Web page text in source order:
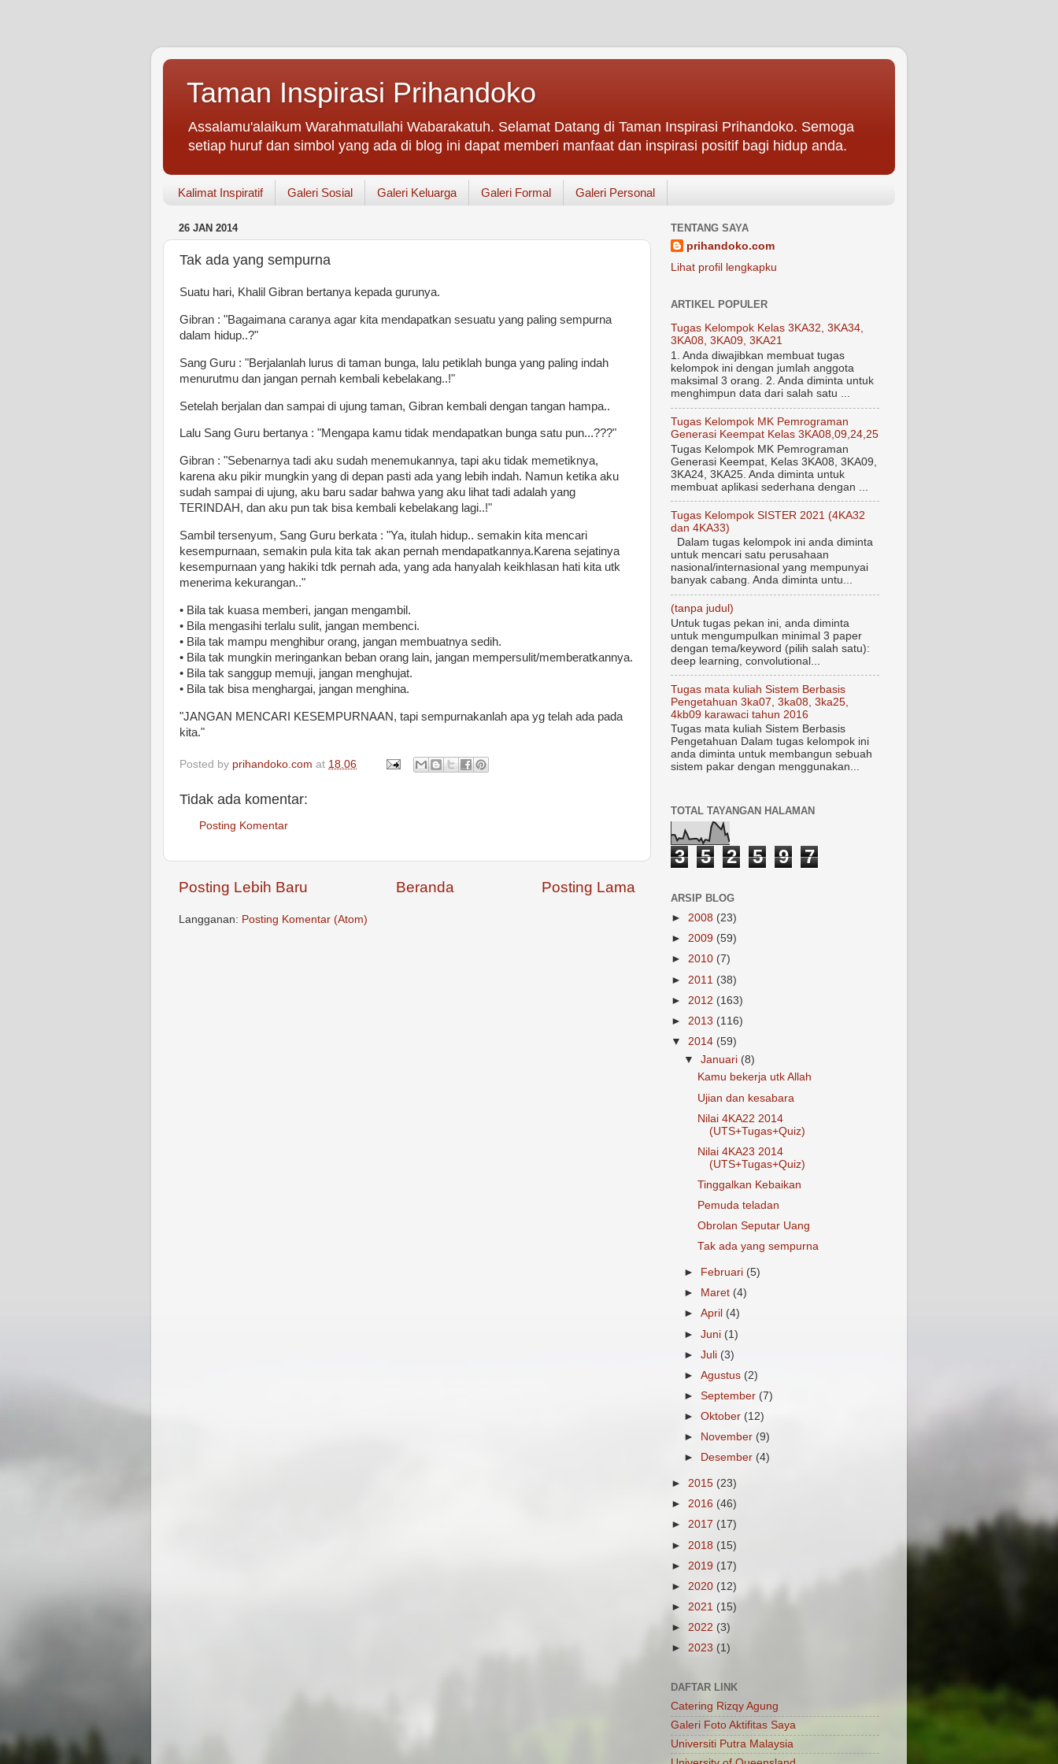
Taman Inspirasi Prihandoko
Assalamu'alaikum Warahmatullahi Wabarakatuh. Selamat Datang di Taman Inspirasi Prihandoko. Semoga
setiap huruf dan simbol yang ada di blog ini dapat memberi manfaat dan inspirasi positif bagi hidup anda.
Kalimat Inspiratif Galeri Sosial Galeri Keluarga Galeri Formal Galeri Personal
26 JAN 2014
Tak ada yang sempurna
Suatu hari, Khalil Gibran bertanya kepada gurunya.
Gibran : "Bagaimana caranya agar kita mendapatkan sesuatu yang paling sempurna
dalam hidup..?"
Sang Guru : "Berjalanlah lurus di taman bunga, lalu petiklah bunga yang paling indah
menurutmu dan jangan pernah kembali kebelakang..!"
Setelah berjalan dan sampai di ujung taman, Gibran kembali dengan tangan hampa..
Lalu Sang Guru bertanya : "Mengapa kamu tidak mendapatkan bunga satu pun...???"
Gibran : "Sebenarnya tadi aku sudah menemukannya, tapi aku tidak memetiknya,
karena aku pikir mungkin yang di depan pasti ada yang lebih indah. Namun ketika aku
sudah sampai di ujung, aku baru sadar bahwa yang aku lihat tadi adalah yang
TERINDAH, dan aku pun tak bisa kembali kebelakang lagi..!"
Sambil tersenyum, Sang Guru berkata : "Ya, itulah hidup.. semakin kita mencari
kesempurnaan, semakin pula kita tak akan pernah mendapatkannya.Karena sejatinya
kesempurnaan yang hakiki tdk pernah ada, yang ada hanyalah keikhlasan hati kita utk
menerima kekurangan.."
• Bila tak kuasa memberi, jangan mengambil.
• Bila mengasihi terlalu sulit, jangan membenci.
• Bila tak mampu menghibur orang, jangan membuatnya sedih.
• Bila tak mungkin meringankan beban orang lain, jangan mempersulit/memberatkannya.
• Bila tak sanggup memuji, jangan menghujat.
• Bila tak bisa menghargai, jangan menghina.
"JANGAN MENCARI KESEMPURNAAN, tapi sempurnakanlah apa yg telah ada pada
kita."
Posted by prihandoko.com at 18.06
Tidak ada komentar:
Posting Komentar
Posting Lebih Baru Posting Lama
Beranda
Langganan: Posting Komentar (Atom)
TENTANG SAYA
prihandoko.com
Lihat profil lengkapku
ARTIKEL POPULER
Tugas Kelompok Kelas 3KA32, 3KA34,
3KA08, 3KA09, 3KA21
1. Anda diwajibkan membuat tugas
kelompok ini dengan jumlah anggota
maksimal 3 orang. 2. Anda diminta untuk
menghimpun data dari salah satu ...
Tugas Kelompok MK Pemrograman
Generasi Keempat Kelas 3KA08,09,24,25
Tugas Kelompok MK Pemrograman
Generasi Keempat, Kelas 3KA08, 3KA09,
3KA24, 3KA25. Anda diminta untuk
membuat aplikasi sederhana dengan ...
Tugas Kelompok SISTER 2021 (4KA32
dan 4KA33)
Dalam tugas kelompok ini anda diminta
untuk mencari satu perusahaan
nasional/internasional yang mempunyai
banyak cabang. Anda diminta untu...
(tanpa judul)
Untuk tugas pekan ini, anda diminta
untuk mengumpulkan minimal 3 paper
dengan tema/keyword (pilih salah satu):
deep learning, convolutional...
Tugas mata kuliah Sistem Berbasis
Pengetahuan 3ka07, 3ka08, 3ka25,
4kb09 karawaci tahun 2016
Tugas mata kuliah Sistem Berbasis
Pengetahuan Dalam tugas kelompok ini
anda diminta untuk membangun sebuah
sistem pakar dengan menggunakan...
TOTAL TAYANGAN HALAMAN
3 5 2 5 9 7
ARSIP BLOG
► 2008 (23)
► 2009 (59)
► 2010 (7)
► 2011 (38)
► 2012 (163)
► 2013 (116)
▼ 2014 (59)
▼Januari (8)
Kamu bekerja utk Allah
Ujian dan kesabara
Nilai 4KA22 2014
(UTS+Tugas+Quiz)
Nilai 4KA23 2014
(UTS+Tugas+Quiz)
Tinggalkan Kebaikan
Pemuda teladan
Obrolan Seputar Uang
Tak ada yang sempurna
► Februari (5)
►
Maret (4)
►April (4)
►Juni (1)
►Juli (3)
►Agustus (2)
►September (7)
►Oktober (12)
►
November (9)
►
Desember (4)
► 2015 (23)
► 2016 (46)
► 2017 (17)
► 2018 (15)
► 2019 (17)
► 2020 (12)
► 2021 (15)
► 2022 (3)
► 2023 (1)
DAFTAR LINK
Catering Rizqy Agung
Galeri Foto Aktifitas Saya
Universiti Putra Malaysia